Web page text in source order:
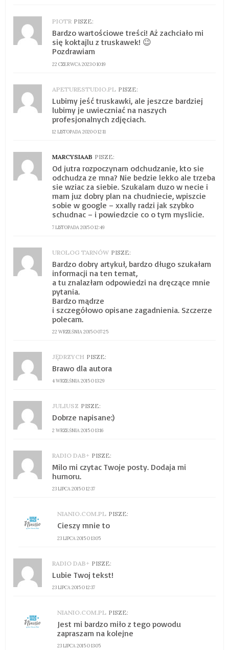
PIOTR PISZE:
22 CZERWCA 2023 O 10:19
Bardzo wartościowe treści! Aż zachciało mi
się koktajlu z truskawek! 😉
Pozdrawiam
APETURESTUDIO.PL PISZE:
12 LISTOPADA 2020 O 12:11
Lubimy jeść truskawki, ale jeszcze bardziej
lubimy je uwieczniać na naszych
profesjonalnych zdjęciach.
MARCYSIAAB PISZE:
7 LISTOPADA 2015 O 12:49
Od jutra rozpoczynam odchudzanie, kto sie
odchudza ze mna? Nie bedzie lekko ale trzeba
sie wziac za siebie. Szukalam duzo w necie i
mam juz dobry plan na chudniecie, wpiszcie
sobie w google – xxally radzi jak szybko
schudnac – i powiedzcie co o tym myslicie.
UROLOG TARNÓW PISZE:
22 WRZEŚNIA 2015 O 07:25
Bardzo dobry artykuł, bardzo długo szukałam
informacji na ten temat,
a tu znalazłam odpowiedzi na dręczące mnie
pytania.
Bardzo mądrze
i szczegółowo opisane zagadnienia. Szczerze
polecam.
JĘDRZYCH PISZE:
4 WRZEŚNIA 2015 O 13:29
Brawo dla autora
JULIUSZ PISZE:
2 WRZEŚNIA 2015 O 13:16
Dobrze napisane:)
RADIO DAB+ PISZE:
23 LIPCA 2015 O 12:37
Milo mi czytac Twoje posty. Dodaja mi
humoru.
NIANIO.COM.PL PISZE:
23 LIPCA 2015 O 13:05
Cieszy mnie to
RADIO DAB+ PISZE:
23 LIPCA 2015 O 12:37
Lubie Twoj tekst!
NIANIO.COM.PL PISZE:
23 LIPCA 2015 O 13:05
Jest mi bardzo miło z tego powodu
zapraszam na kolejne